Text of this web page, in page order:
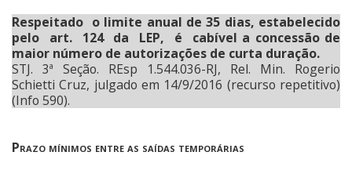
Respeitado o limite anual de 35 dias, estabelecido
pelo art. 124 da LEP, é cabível a concessão de
maior número de autorizações de curta duração.
STJ. 3ª Seção. REsp 1.544.036-RJ, Rel. Min. Rogerio
Schietti Cruz, julgado em 14/9/2016 (recurso repetitivo)
(Info 590).
Prazo mínimos entre as saídas temporárias